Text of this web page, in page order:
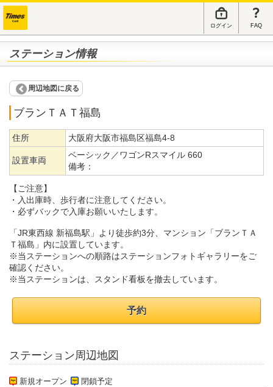
ログイン FAQ
ステーション情報
周辺地図に戻る
ブランＴＡＴ福島
住所 大阪府大阪市福島区福島4-8
設置車両
ベーシック／ワゴンRスマイル 660
備考：
【ご注意】
・入出庫時、歩行者に注意してください。
・必ずバックで入庫お願いいたします。
「JR東西線 新福島駅」より徒歩約3分、マンション「ブランＴＡ
Ｔ福島」内に設置しています。
※当ステーションへの順路はステーションフォトギャラリーをご
確認ください。
※当ステーションは、スタンド看板を撤去しています。
予約
ステーション周辺地図
新規オープン 閉鎖予定